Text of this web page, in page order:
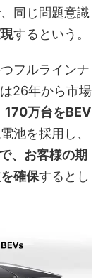
同じ問題意識
するという。
フルラインナ
26年から市場
万台をBEV
池を採用し、
、お客様の期
確保するとし